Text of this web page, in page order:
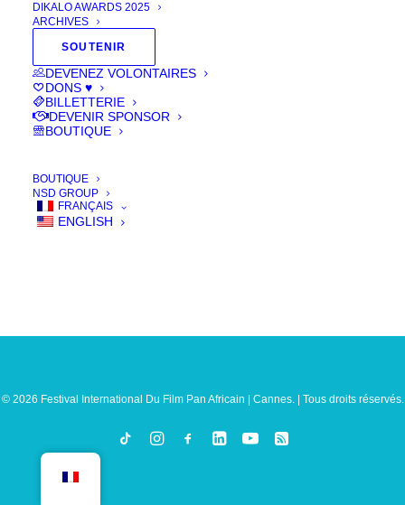
DIKALO AWARDS 2025
ARCHIVES
SOUTENIR
DEVENEZ VOLONTAIRES
DONS ♥
BILLETTERIE
DEVENIR SPONSOR
BOUTIQUE
BOUTIQUE
NSD GROUP
FRANÇAIS
ENGLISH
© 2026 Festival International Du Film Pan Africain | Cannes. | Tous droits réservés.